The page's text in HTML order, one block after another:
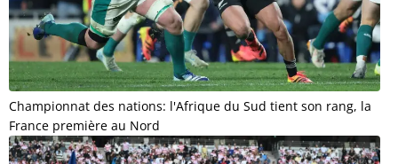
Championnat des nations: l'Afrique du Sud tient son rang, la
France première au Nord